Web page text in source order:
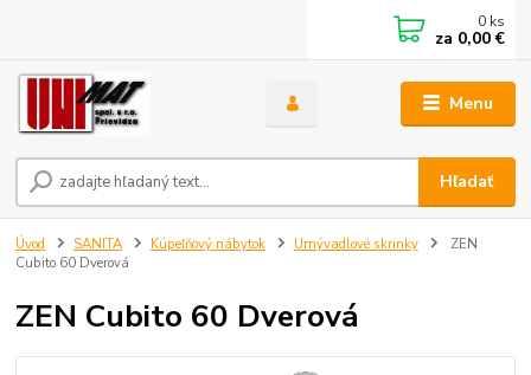
Menu
Hľadať
0 ks
za 0,00 €
Úvod SANITA Kúpeľňový nábytok Umývadlové skrinky
ZEN
Cubito 60 Dverová
ZEN Cubito 60 Dverová